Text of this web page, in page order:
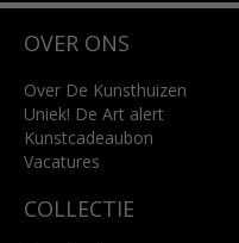
4818 SB Breda
info@kunsthuisbreda.nl
Lees meer
OVER ONS
Over De Kunsthuizen
Uniek! De Art alert
Kunstcadeaubon
Vacatures
COLLECTIE